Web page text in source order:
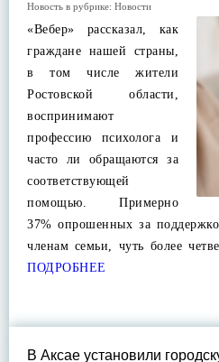
Новость в рубрике: Новости
«Вебер» рассказал, как
граждане нашей страны,
в том числе жители
Ростовской области,
воспринимают
профессию психолога и
часто ли обращаются за
соответствующей
помощью. Примерно
37% опрошенных за
членам семьи, чуть более
ПОДРОБНЕЕ
В Аксае установили